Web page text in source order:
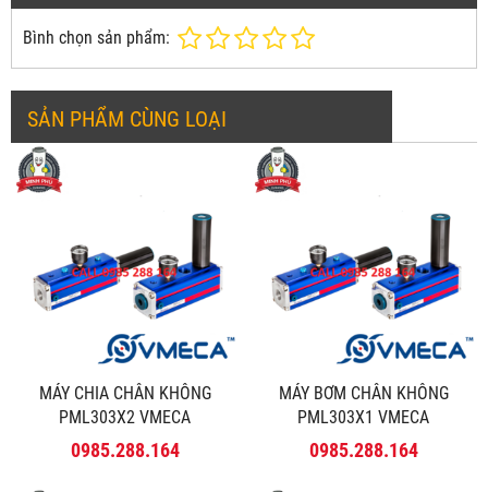
Bình chọn sản phẩm:
SẢN PHẨM CÙNG LOẠI
MÁY CHIA CHÂN KHÔNG
PML303X2 VMECA
0985.288.164
MÁY BƠM CHÂN KHÔNG
PML303X1 VMECA
0985.288.164